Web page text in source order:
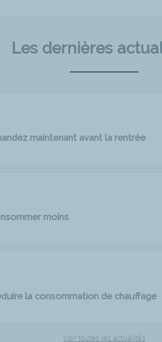
Les dernières
maintenant avant la rentrée
moins
la consommation de chauffage
Voir toutes les actualités